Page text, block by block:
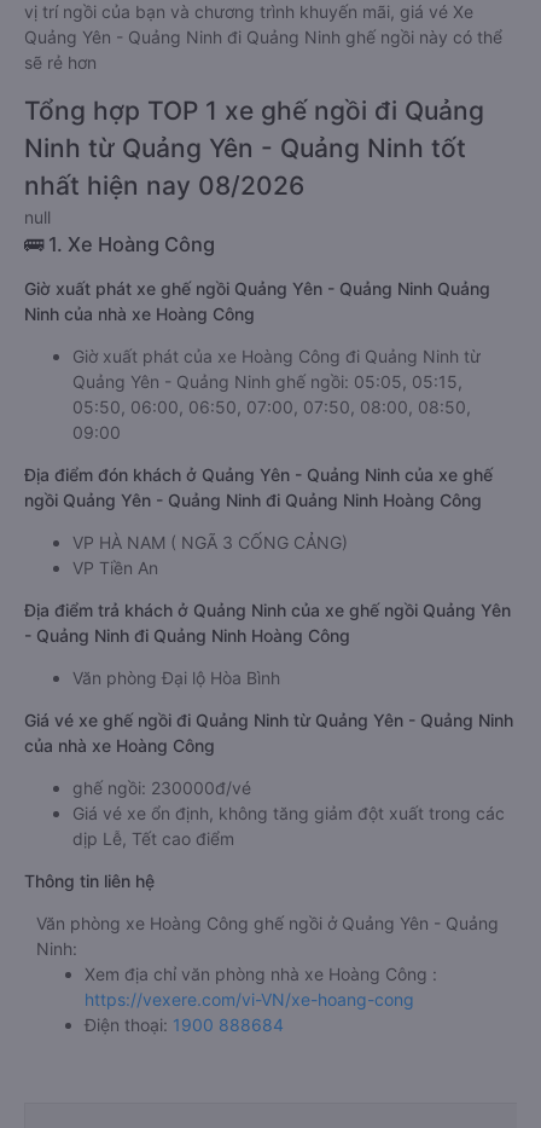
vị trí ngồi của bạn và chương trình khuyến mãi, giá vé Xe
Quảng Yên - Quảng Ninh đi Quảng Ninh ghế ngồi này có thể
sẽ rẻ hơn
Tổng hợp TOP 1 xe ghế ngồi đi Quảng
Ninh từ Quảng Yên - Quảng Ninh tốt
nhất hiện nay 08/2026
null
🚌 1. Xe Hoàng Công
Giờ xuất phát xe ghế ngồi Quảng Yên - Quảng Ninh Quảng
Ninh của nhà xe Hoàng Công
Giờ xuất phát của xe Hoàng Công đi Quảng Ninh từ
Quảng Yên - Quảng Ninh ghế ngồi: 05:05, 05:15,
05:50, 06:00, 06:50, 07:00, 07:50, 08:00, 08:50,
09:00
Địa điểm đón khách ở Quảng Yên - Quảng Ninh của xe ghế
ngồi Quảng Yên - Quảng Ninh đi Quảng Ninh Hoàng Công
VP HÀ NAM ( NGÃ 3 CỐNG CẢNG)
VP Tiền An
Địa điểm trả khách ở Quảng Ninh của xe ghế ngồi Quảng Yên
- Quảng Ninh đi Quảng Ninh Hoàng Công
Văn phòng Đại lộ Hòa Bình
Giá vé xe ghế ngồi đi Quảng Ninh từ Quảng Yên - Quảng Ninh
của nhà xe Hoàng Công
ghế ngồi: 230000đ/vé
Giá vé xe ổn định, không tăng giảm đột xuất trong các
dịp Lễ, Tết cao điểm
Thông tin liên hệ
Văn phòng xe Hoàng Công ghế ngồi ở Quảng Yên - Quảng
Ninh:
Xem địa chỉ văn phòng nhà xe Hoàng Công :
https://vexere.com/vi-VN/xe-hoang-cong
Điện thoại: 1900 888684